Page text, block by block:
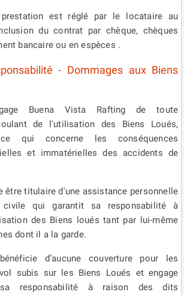
prestation est réglé par le locataire au
du contrat par chèque, chèques
bancaire ou en espèces .
- Dommages aux Biens
Buena Vista Rafting de toute
de l'utilisation des Biens Loués,
qui concerne les conséquences
et immatérielles des accidents de
être titulaire d'une assistance personnelle
civile qui garantit sa responsabilité à
des Biens loués tant par lui-même
dont il a la garde.
d’aucune couverture pour les
subis sur les Biens Loués et engage
sa responsabilité à raison des dits